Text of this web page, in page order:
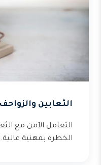
الثعابين والزواحف
التعامل الآمن مع
الخطرة بمهنية عالية.